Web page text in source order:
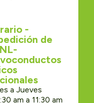
-
de
a Jueves
am a 11:30 am